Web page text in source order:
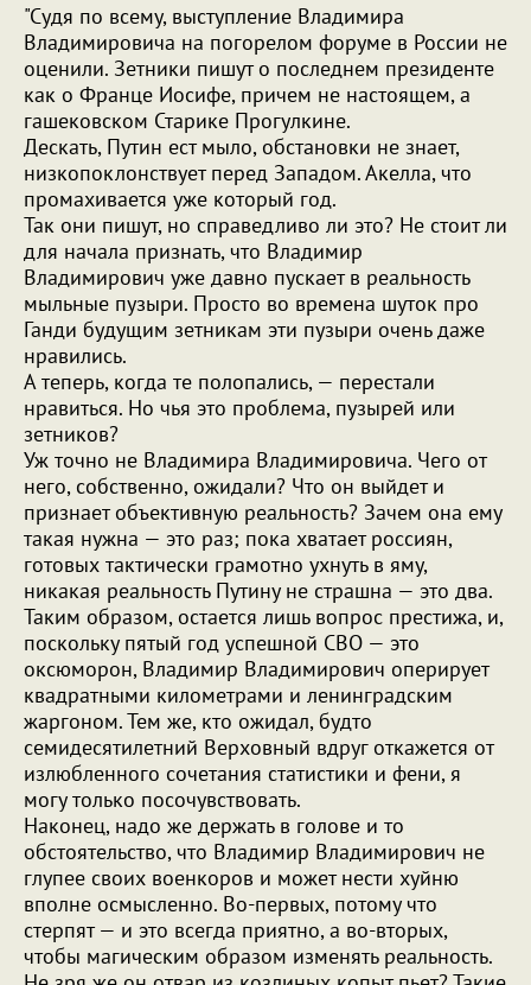
"Судя по всему, выступление Владимира
Владимировича на погорелом форуме в России не
оценили. Зетники пишут о последнем президенте
как о Франце Иосифе, причем не настоящем, а
гашековском Старике Прогулкине.
Дескать, Путин ест мыло, обстановки не знает,
низкопоклонствует перед Западом. Акелла, что
промахивается уже который год.
Так они пишут, но справедливо ли это? Не стоит ли
для начала признать, что Владимир
Владимирович уже давно пускает в реальность
мыльные пузыри. Просто во времена шуток про
Ганди будущим зетникам эти пузыри очень даже
нравились.
А теперь, когда те полопались, — перестали
нравиться. Но чья это проблема, пузырей или
зетников?
Уж точно не Владимира Владимировича. Чего от
него, собственно, ожидали? Что он выйдет и
признает объективную реальность? Зачем она ему
такая нужна — это раз; пока хватает россиян,
готовых тактически грамотно ухнуть в яму,
никакая реальность Путину не страшна — это два.
Таким образом, остается лишь вопрос престижа, и,
поскольку пятый год успешной СВО — это
оксюморон, Владимир Владимирович оперирует
квадратными километрами и ленинградским
жаргоном. Тем же, кто ожидал, будто
семидесятилетний Верховный вдруг откажется от
излюбленного сочетания статистики и фени, я
могу только посочувствовать.
Наконец, надо же держать в голове и то
обстоятельство, что Владимир Владимирович не
глупее своих военкоров и может нести хуйню
вполне осмысленно. Во-первых, потому что
стерпят — и это всегда приятно, а во-вторых,
чтобы магическим образом изменять реальность.